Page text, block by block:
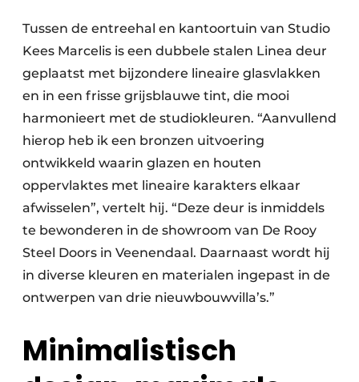
Tussen de entreehal en kantoortuin van Studio
Kees Marcelis is een dubbele stalen Linea deur
geplaatst met bijzondere lineaire glasvlakken
en in een frisse grijsblauwe tint, die mooi
harmonieert met de studiokleuren. “Aanvullend
hierop heb ik een bronzen uitvoering
ontwikkeld waarin glazen en houten
oppervlaktes met lineaire karakters elkaar
afwisselen”, vertelt hij. “Deze deur is inmiddels
te bewonderen in de showroom van De Rooy
Steel Doors in Veenendaal. Daarnaast wordt hij
in diverse kleuren en materialen ingepast in de
ontwerpen van drie nieuwbouwvilla’s.”
Minimalistisch